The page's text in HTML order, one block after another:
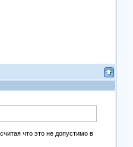
что это не допустимо в